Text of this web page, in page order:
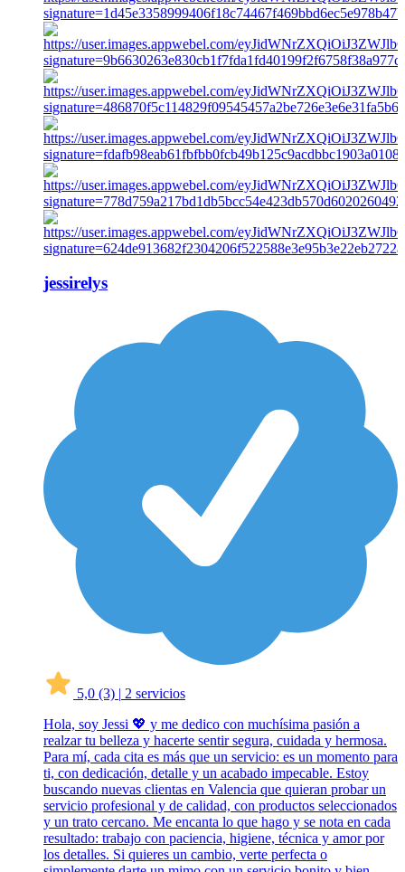
jessirelys
5,0 (3) | 2 servicios
Hola, soy Jessi 💖 y me dedico con muchísima pasión a
realzar tu belleza y hacerte sentir segura, cuidada y hermosa.
Para mí, cada cita es más que un servicio: es un momento para
ti, con dedicación, detalle y un acabado impecable. Estoy
buscando nuevas clientas en Valencia que quieran probar un
servicio profesional y de calidad, con productos seleccionados
y un trato cercano. Me encanta lo que hago y se nota en cada
resultado: trabajo con paciencia, higiene, técnica y amor por
los detalles. Si quieres un cambio, verte perfecta o